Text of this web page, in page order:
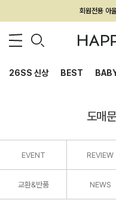
회원전용 아
멤버
26SS 신상 BEST
도매
EVENT REVIEW
교환&반품 NEWS